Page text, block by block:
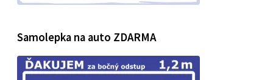
Samolepka na auto ZDARMA